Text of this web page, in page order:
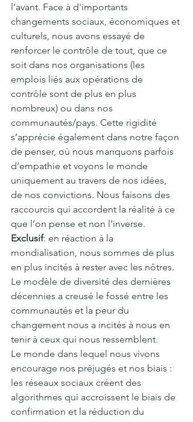
l’avant. Face à d'importants
changements sociaux, économiques et
culturels, nous avons essayé de
renforcer le contrôle de tout, que ce
soit dans nos organisations (les
emplois liés aux opérations de
contrôle sont de plus en plus
nombreux) ou dans nos
communautés/pays. Cette rigidité
s’apprécie également dans notre façon
de penser, où nous manquons parfois
d’empathie et voyons le monde
uniquement au travers de nos idées,
de nos convictions. Nous faisons des
raccourcis qui accordent la réalité à ce
que l’on pense et non l’inverse.
Exclusif: en réaction à la
mondialisation, nous sommes de plus
en plus incités à rester avec les nôtres.
Le modèle de diversité des dernières
décennies a creusé le fossé entre les
communautés et la peur du
changement nous a incités à nous en
tenir à ceux qui nous ressemblent.
Le monde dans lequel nous vivons
encourage nos préjugés et nos biais :
les réseaux sociaux créent des
algorithmes qui accroissent le biais de
confirmation et la réduction du